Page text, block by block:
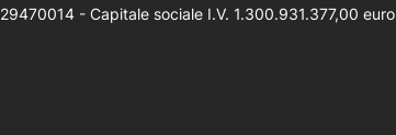
- Capitale sociale I.V. 1.300.931.377,00 euro